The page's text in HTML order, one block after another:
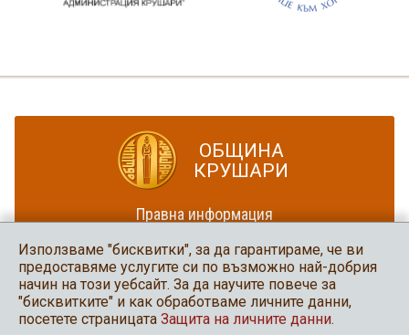
ОБЩИНА
КРУШАРИ
Правна информация
Карта на сайта
Община Крушари
в социалните мрежи
Използваме "бисквитки", за да гарантираме, че ви
предоставяме услугите си по възможно най-добрия
начин на този уебсайт. За да научите повече за
"бисквитките" и как обработваме личните данни,
посетете страницата Защита на личните данни.